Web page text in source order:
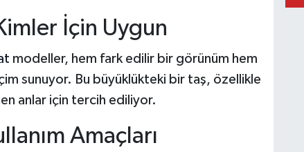
İçin Uygun
modeller, hem fark edilir bir görünüm hem
sunuyor. Bu büyüklükteki bir taş, özellikle
anlar için tercih ediliyor.
Amaçları